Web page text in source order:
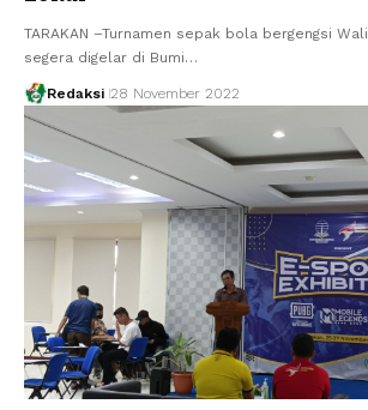
TARAKAN –Turnamen sepak bola bergengsi
segera digelar di Bumi…
Redaksi 28 November 2022